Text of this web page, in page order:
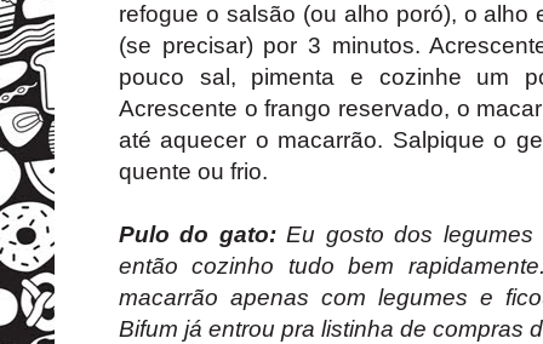
refogue o salsão (ou alho poró), o alho
(se precisar) por 3 minutos.
pouco sal, pimenta e cozinhe um
Acrescente o frango reservado, o
até aquecer o macarrão. Salpique o
quente ou frio.
Pulo do gato:Eu gosto dos
então cozinho tudo bem
macarrão apenas com legumes e
Bifum já entrou pra listinha de compras